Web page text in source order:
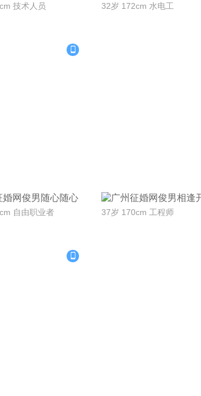
技术人员 32岁 172cm 水电工
联系Ta 随心
自由职业者
联系Ta
37岁 170cm 工程师